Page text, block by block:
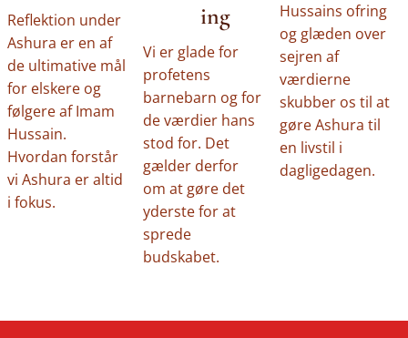
Reflektion under
Ashura er en af
de ultimative mål
for elskere og
følgere af Imam
Hussain.
Hvordan forstår
vi Ashura er altid
i fokus.
ing
Vi er glade for
profetens
barnebarn og for
de værdier hans
stod for. Det
gælder derfor
om at gøre det
yderste for at
sprede
budskabet.
Hussains ofring
og glæden over
sejren af
værdierne
skubber os til at
gøre Ashura til
en livstil i
dagligedagen.